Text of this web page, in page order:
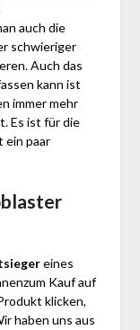
auch die
schwieriger
Auch das
kann ist
immer mehr
Es ist für die
ein paar
eines
Kauf auf
klicken,
haben uns aus